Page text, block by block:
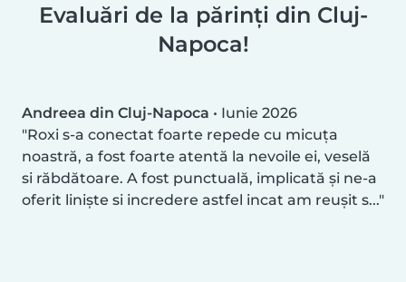
Evaluări de la părinți din Cluj-
Napoca!
Andreea din Cluj-Napoca • Iunie 2026
Roxi s-a conectat foarte repede cu micuța
noastră, a fost foarte atentă la nevoile ei, veselă
si răbdătoare. A fost punctuală, implicată și ne-a
oferit liniște si incredere astfel incat am reușit s...